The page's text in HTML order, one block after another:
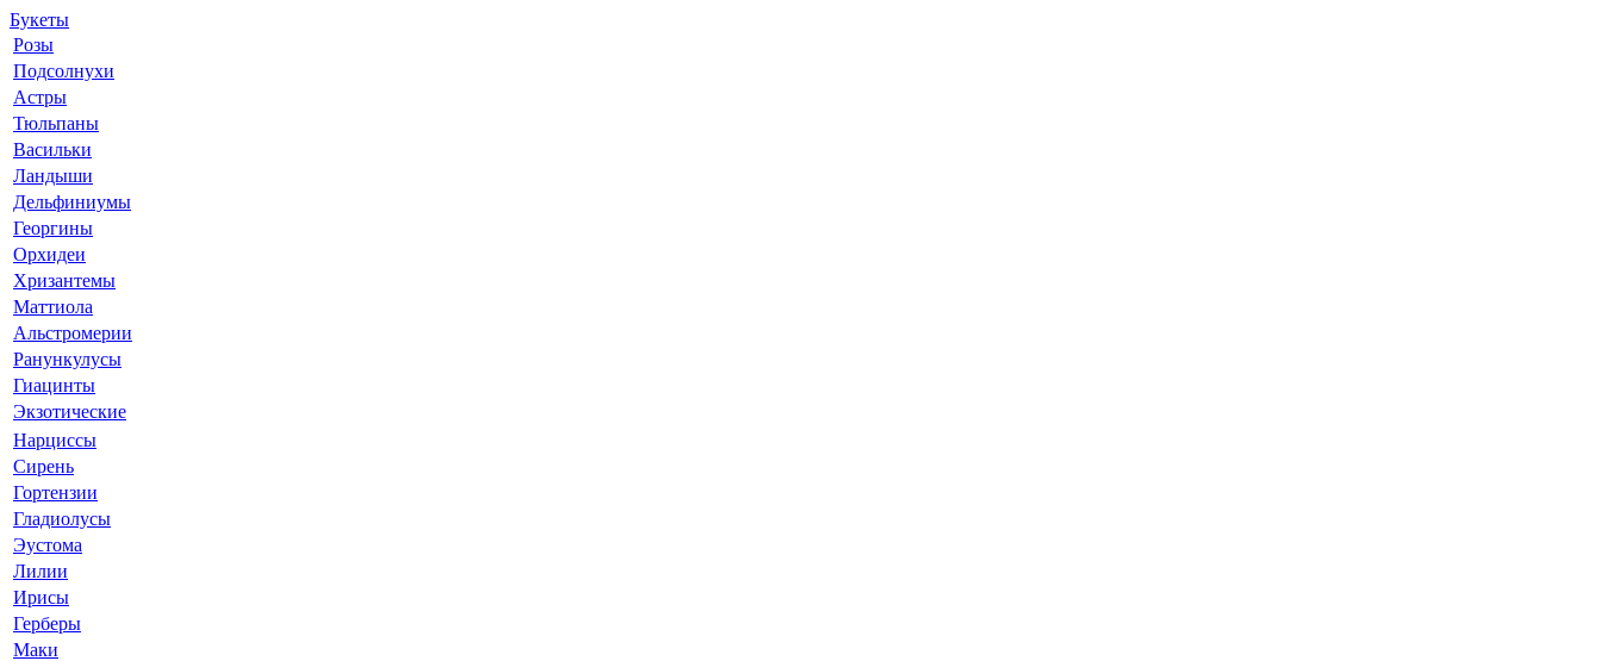
Букеты
Розы
Подсолнухи
Астры
Тюльпаны
Васильки
Ландыши
Дельфиниумы
Георгины
Орхидеи
Хризантемы
Маттиола
Альстромерии
Ранункулусы
Гиацинты
Экзотические
Нарциссы
Сирень
Гортензии
Гладиолусы
Эустома
Лилии
Ирисы
Герберы
Маки